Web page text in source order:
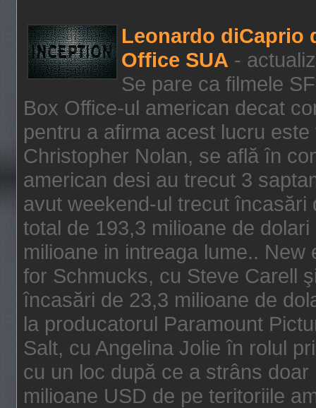
Leonardo diCaprio
Office SUA -
Se pare ca filmele
Box Office-ul american decat
pentru a afirma acest lucru
Christopher Nolan, se află în
american desi au trecut 3
avut weekend-ul trecut încasări
total de 193,3 milioane de
milioane in intreaga lume..
for Schmucks, cu Steve Carell
încasări de 23,3 milioane de
la producatorul Paramount
Salt, cu Angelina Jolie în rolul
cu un loc după ce a strâns
milioane USD de pe teritoriile